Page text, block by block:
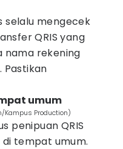
selalu mengecek
QRIS yang
nama rekening
Pastikan
umum
Kampus Production)
penipuan QRIS
di tempat umum.